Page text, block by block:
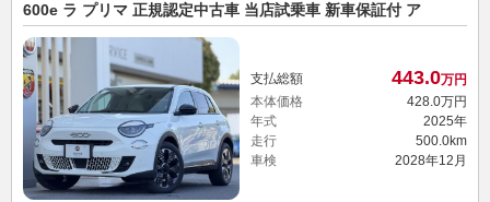
600e ラ プリマ 正規認定中古車 当店試乗車 新車保証付 ア
支払総額 443.0万円
本体価格
428.0万円
年式
2025年
走行
500.0km
車検
2028年12月